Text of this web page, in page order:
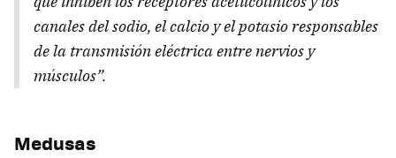
canales del sodio, el calcio y el potasio responsables
de la transmisión eléctrica entre nervios y
músculos”.
Medusas